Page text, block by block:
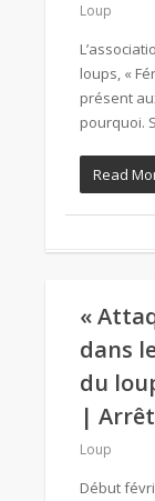
Loup
loups, «
présent
pourquoi.
Read
«
dans
du
|
Loup
Début